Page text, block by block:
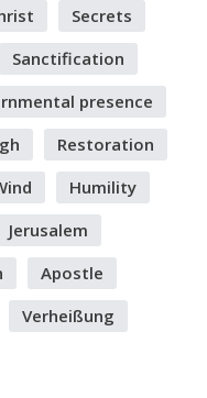
Secrets
Sanctification
presence
Restoration
Humility
Jerusalem
Apostle
Verheißung